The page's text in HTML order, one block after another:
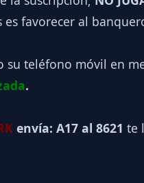
es favorecer al
su teléfono móvil en
.
envía: A17 al 8621 te